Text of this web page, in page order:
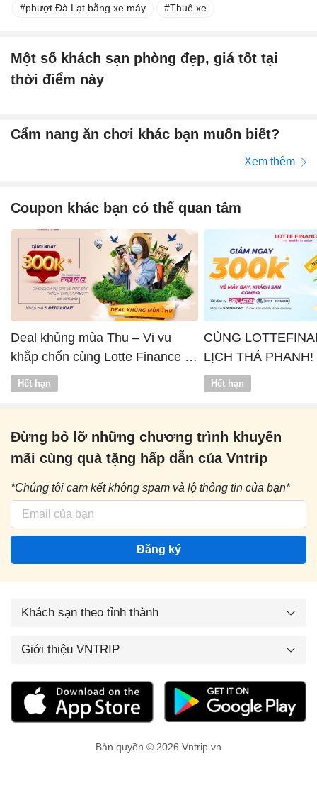
phượt Đà Lạt bằng xe máy Thuê xe
Một số khách sạn phòng đẹp, giá tốt tại
thời điểm này
Cẩm nang ăn chơi khác bạn muốn biết?
Xem thêm
Coupon khác bạn có thể quan tâm
Deal khủng mùa Thu – Vi vu
khắp chốn cùng Lotte Finance x
Vntrip
Hết hạn
CÙNG
LỊCH THẢ PHANH!
Hết hạn
Đừng bỏ lỡ những chương trình khuyến
mãi cùng quà tặng hấp dẫn của Vntrip
*Chúng tôi cam kết không spam và lộ thông tin của bạn*
Đăng ký
Khách sạn theo tỉnh thành
Giới thiệu VNTRIP
Bản quyền © 2026 Vntrip.vn